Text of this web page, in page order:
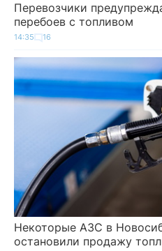
Перевозчики
перебоев с топливом
14:35 16
Некоторые АЗС в
остановили продажу